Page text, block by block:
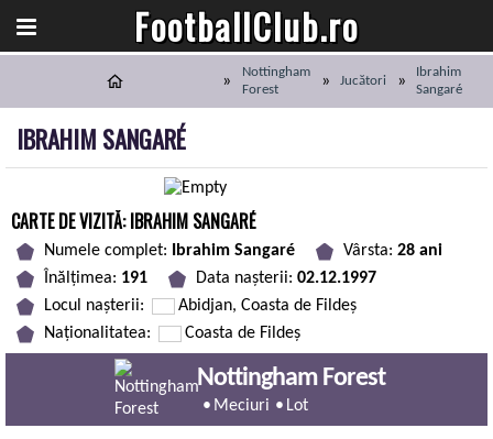
FootballClub.ro
Nottingham
Forest
Jucători
Ibrahim
Sangaré
IBRAHIM SANGARÉ
CARTE DE VIZITĂ: IBRAHIM SANGARÉ
Numele complet: Ibrahim Sangaré Vârsta: 28 ani
Înălțimea: 191 Data nașterii: 02.12.1997
Locul nașterii:
Abidjan, Coasta de Fildeş
Naționalitatea:
Coasta de Fildeş
Nottingham Forest
Meciuri Lot